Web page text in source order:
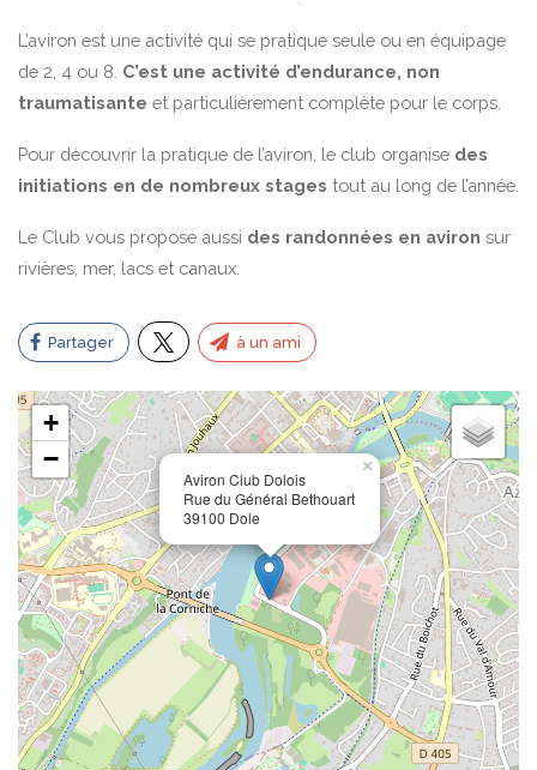
L’aviron est une activité qui se pratique seule ou en équipage
de 2, 4 ou 8. C’est une activité d’endurance, non
traumatisante et particulièrement complète pour le corps.
Pour découvrir la pratique de l’aviron, le club organise des
initiations en de nombreux stages tout au long de l’année.
Le Club vous propose aussi des randonnées en aviron sur
rivières, mer, lacs et canaux.
Partager à un ami
Aviron Club Dolois
Rue du Général Bethouart
39100 Dole
×
+
−